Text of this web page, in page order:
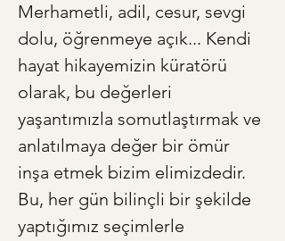
Merhametli, adil, cesur, sevgi
dolu, öğrenmeye açık... Kendi
hayat hikayemizin küratörü
olarak, bu değerleri
yaşantımızla somutlaştırmak ve
anlatılmaya değer bir ömür
inşa etmek bizim elimizdedir.
Bu, her gün bilinçli bir şekilde
yaptığımız seçimlerle